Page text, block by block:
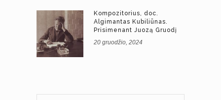
Kompozitorius, doc.
Algimantas Kubiliūnas.
Prisimenant Juozą Gruodį
20 gruodžio, 2024